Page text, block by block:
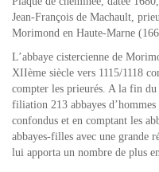
Jean-François de Machault,
Morimond en Haute-Marne
L’abbaye cistercienne de
XIIème siècle vers 1115/1118
compter les prieurés. A la fin
filiation 213 abbayes
confondus et en comptant les
abbayes-filles avec une grande
lui apporta un nombre de plus